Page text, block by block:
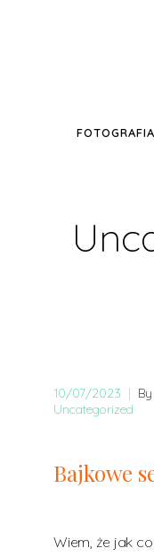
10/07/2023 | By
Uncategorized
Bajkowe
Wiem, że jak